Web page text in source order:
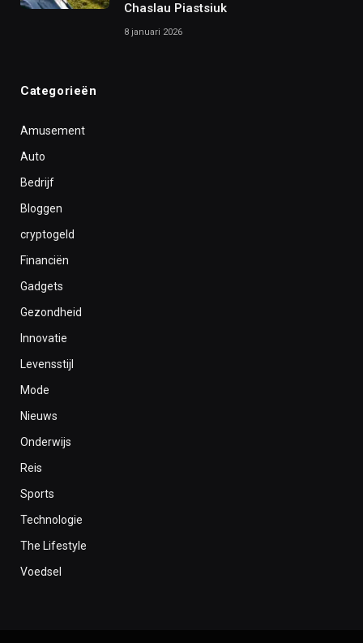
Chaslau Piastsiuk
8 januari 2026
Categorieën
Amusement
Auto
Bedrijf
Bloggen
cryptogeld
Financiën
Gadgets
Gezondheid
Innovatie
Levensstijl
Mode
Nieuws
Onderwijs
Reis
Sports
Technologie
The Lifestyle
Voedsel